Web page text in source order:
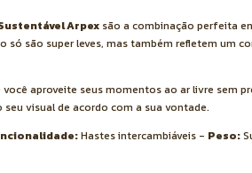
Arpex são a combinação perfeita
só são super leves, mas também refletem um
aproveite seus momentos ao ar livre sem
visual de acordo com a sua vontade.
Hastes intercambiáveis - Peso: